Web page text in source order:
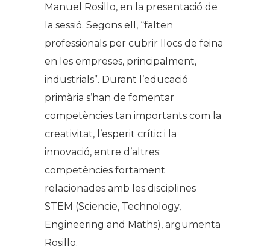
Manuel Rosillo, en la presentació de
la sessió. Segons ell, “falten
professionals per cubrir llocs de feina
en les empreses, principalment,
industrials”. Durant l’educació
primària s’han de fomentar
competències tan importants com la
creativitat, l’esperit crític i la
innovació, entre d’altres;
competències fortament
relacionades amb les disciplines
STEM (Sciencie, Technology,
Engineering and Maths), argumenta
Rosillo.